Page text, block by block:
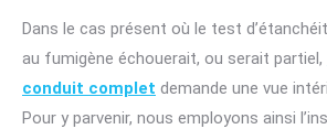
Dans le cas présent où le test
au fumigène échouerait, ou serait partiel,
conduit complet demande une vue
Pour y parvenir, nous employons ainsi